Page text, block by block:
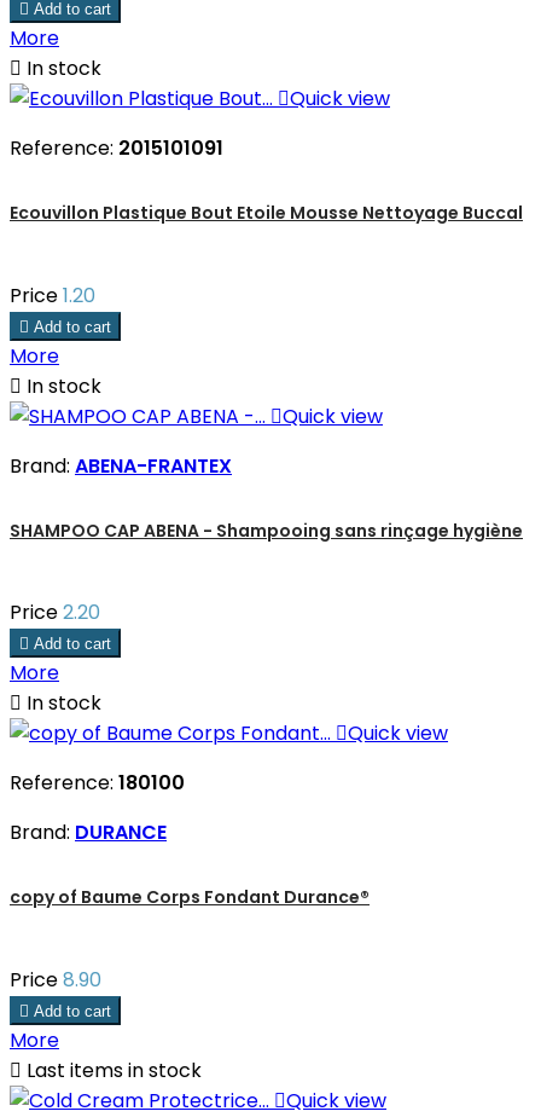
 Add to cart
More
 In stock
Quick view
Reference: 2015101091
Ecouvillon Plastique Bout Etoile Mousse Nettoyage Buccal
Price1.20
 Add to cart
More
 In stock
Quick view
Brand: ABENA-FRANTEX
SHAMPOO CAP ABENA - Shampooing sans rinçage hygiène
Price2.20
 Add to cart
More
 In stock
Quick view
Reference: 180100
Brand: DURANCE
copy of Baume Corps Fondant Durance®
Price8.90
 Add to cart
More
 Last items in stock
Quick view